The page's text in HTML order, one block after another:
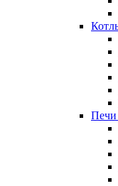
Печи